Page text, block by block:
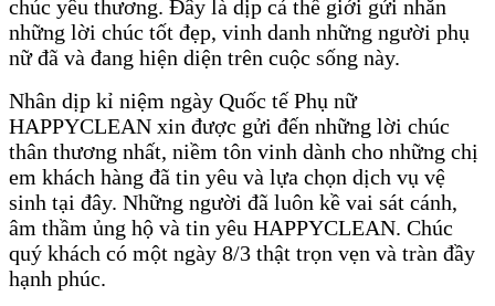
chúc yêu thương. Đây là dịp cả thế giới gửi nhắn
những lời chúc tốt đẹp, vinh danh những người phụ
nữ đã và đang hiện diện trên cuộc sống này.
Nhân dịp kỉ niệm ngày Quốc tế Phụ nữ
HAPPYCLEAN xin được gửi đến những lời chúc
thân thương nhất, niềm tôn vinh dành cho những chị
em khách hàng đã tin yêu và lựa chọn dịch vụ vệ
sinh tại đây. Những người đã luôn kề vai sát cánh,
âm thầm ủng hộ và tin yêu HAPPYCLEAN. Chúc
quý khách có một ngày 8/3 thật trọn vẹn và tràn đầy
hạnh phúc.